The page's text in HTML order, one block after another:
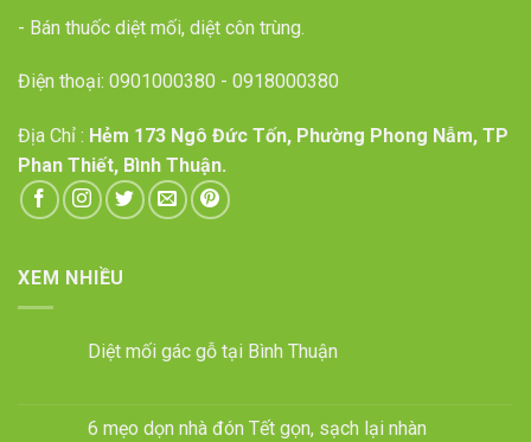
- Bán thuốc diệt mối, diệt côn trùng.
Điện thoại: 0901000380 - 0918000380
Địa Chỉ : Hẻm 173 Ngô Đức Tốn, Phường Phong Nẫm, TP
Phan Thiết, Bình Thuận.
XEM NHIỀU
Diệt mối gác gỗ tại Bình Thuận
6 mẹo dọn nhà đón Tết gọn, sạch lại nhàn